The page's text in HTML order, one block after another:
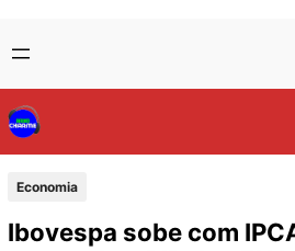
para
o
conteúdo
to
content
Economia
Ibovespa sobe com